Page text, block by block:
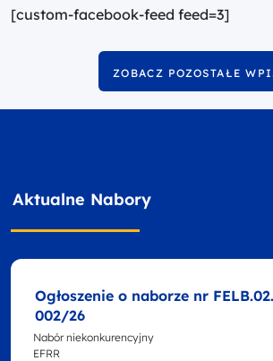
[custom-facebook-feed feed=3]
ZOBACZ POZOSTAŁE
Aktualne Nabory
Ogłoszenie o naborze nr
002/26
Nabór niekonkurencyjny
EFRR